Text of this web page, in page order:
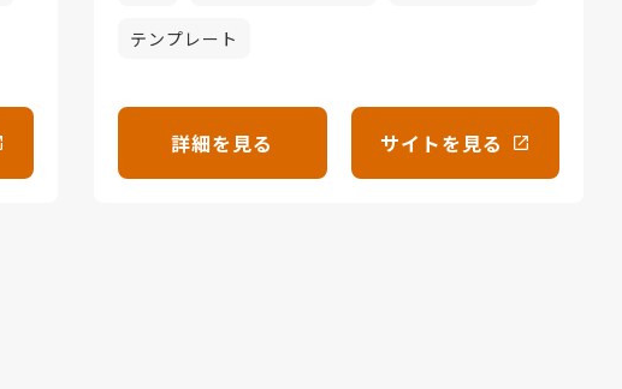
テンプレート
詳細を見る サイトを見る